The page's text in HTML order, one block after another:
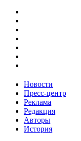
Новости
Пресс-центр
Реклама
Редакция
Авторы
История